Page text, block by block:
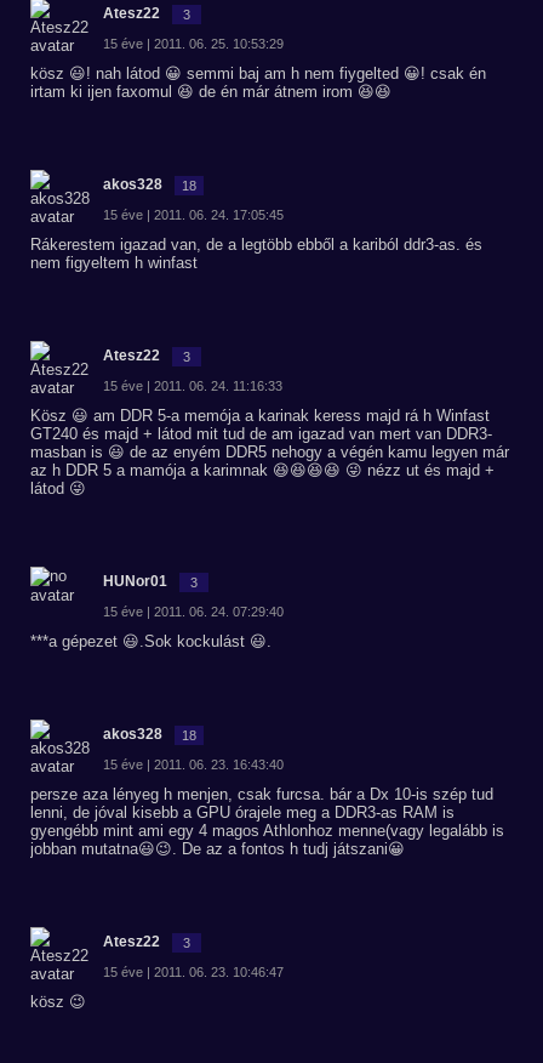
Atesz22 3
15 éve | 2011. 06. 25. 10:53:29
kösz 😃! nah látod 😀 semmi baj am h nem fiygelted 😀! csak én
irtam ki ijen faxomul 😆 de én már átnem irom 😆😆
akos328 18
15 éve | 2011. 06. 24. 17:05:45
Rákerestem igazad van, de a legtöbb ebből a kariból ddr3-as. és
nem figyeltem h winfast
Atesz22 3
15 éve | 2011. 06. 24. 11:16:33
Kösz 😃 am DDR 5-a memója a karinak keress majd rá h Winfast
GT240 és majd + látod mit tud de am igazad van mert van DDR3-
masban is 😃 de az enyém DDR5 nehogy a végén kamu legyen már
az h DDR 5 a mamója a karimnak 😆😆😆😆 😜 nézz ut és majd +
látod 😜
HUNor01 3
15 éve | 2011. 06. 24. 07:29:40
***a gépezet 😃.Sok kockulást 😃.
akos328 18
15 éve | 2011. 06. 23. 16:43:40
persze aza lényeg h menjen, csak furcsa. bár a Dx 10-is szép tud
lenni, de jóval kisebb a GPU órajele meg a DDR3-as RAM is
gyengébb mint ami egy 4 magos Athlonhoz menne(vagy legalább is
jobban mutatna😃😉. De az a fontos h tudj játszani😀
Atesz22 3
15 éve | 2011. 06. 23. 10:46:47
kösz 😉